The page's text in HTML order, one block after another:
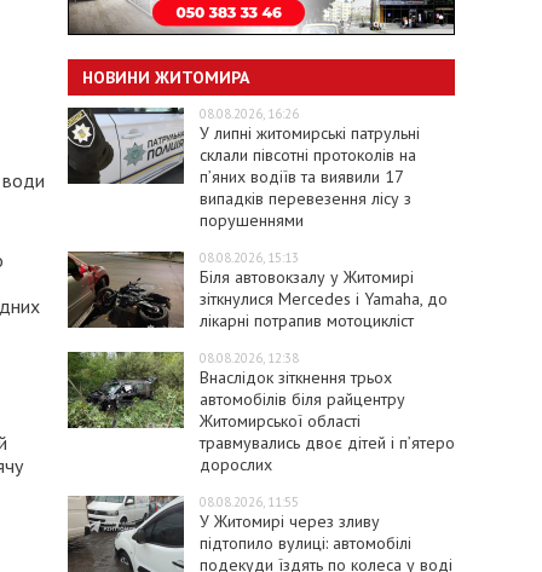
води
НОВИНИ ЖИТОМИРА
08.08.2026, 16:26
У липні житомирські патрульні
склали півсотні протоколів на
пʼяних водіїв та виявили 17
випадків перевезення лісу з
порушеннями
08.08.2026, 15:13
Біля автовокзалу у Житомирі
зіткнулися Mercedes і Yamaha, до
лікарні потрапив мотоцикліст
08.08.2026, 12:38
Внаслідок зіткнення трьох
автомобілів біля райцентру
Житомирської області
травмувались двоє дітей і пʼятеро
дорослих
08.08.2026, 11:55
У Житомирі через зливу
підтопило вулиці: автомобілі
подекуди їздять по колеса у воді